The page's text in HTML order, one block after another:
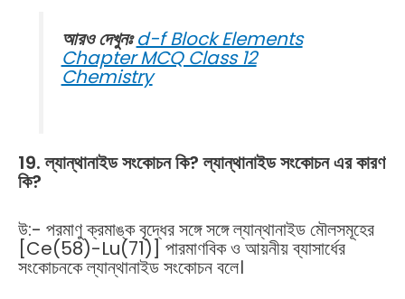
আরও দেখুনঃ d-f Block Elements
Chapter MCQ Class 12
Chemistry
19. ল্যান্থানাইড সংকোচন কি? ল্যান্থানাইড সংকোচন এর কারণ
কি?
উ:- পরমাণু ক্রমাঙ্ক বৃদ্ধের সঙ্গে সঙ্গে ল্যান্থানাইড মৌলসমূহের
[Ce(58)-Lu(71)] পারমাণবিক ও আয়নীয় ব্যাসার্ধের
সংকোচনকে ল্যান্থানাইড সংকোচন বলে।